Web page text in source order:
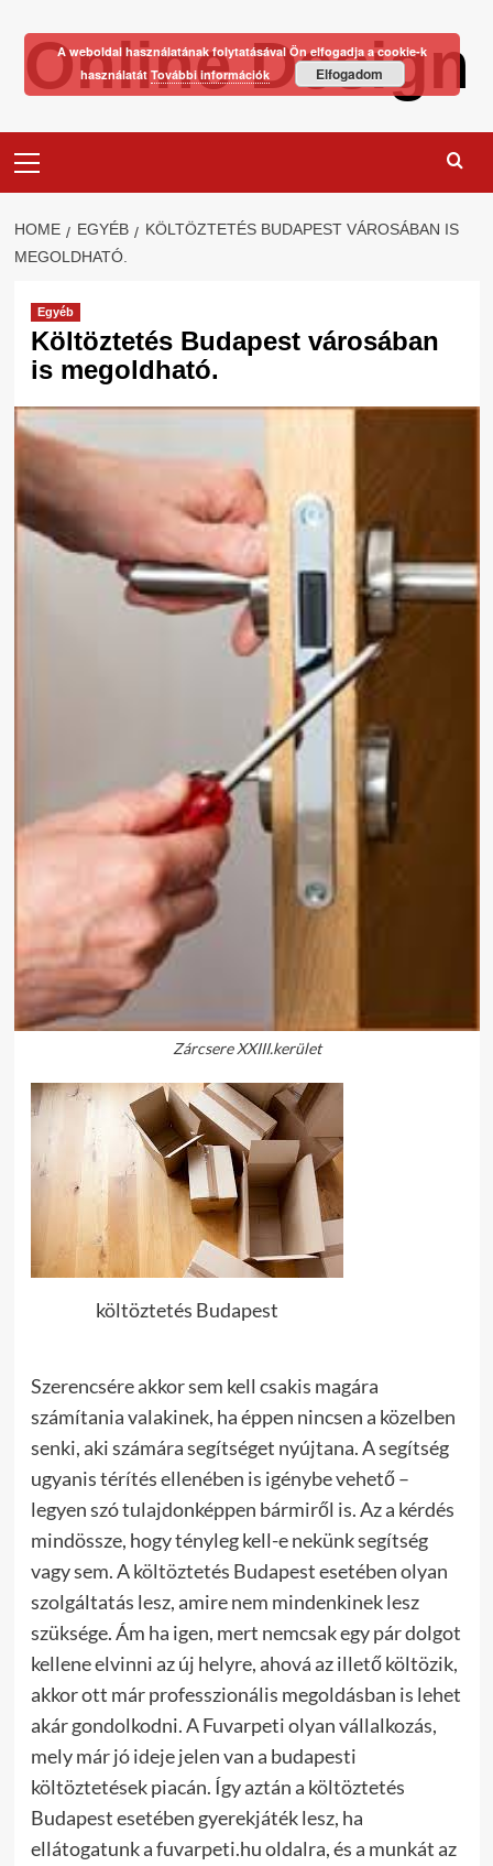
contentOnline Design
Menu
HOME EGYÉB
KÖLTÖZTETÉS BUDAPEST VÁROSÁBAN IS
MEGOLDHATÓ.
Egyéb
Költöztetés Budapest városában
is megoldható.
Zárcsere XXIII.kerület
költöztetés Budapest
Szerencsére akkor sem kell csakis magára
számítania valakinek, ha éppen nincsen a közelben
senki, aki számára segítséget nyújtana. A segítség
ugyanis térítés ellenében is igénybe vehető –
legyen szó tulajdonképpen bármiről is. Az a kérdés
mindössze, hogy tényleg kell-e nekünk segítség
vagy sem. A költöztetés Budapest esetében olyan
szolgáltatás lesz, amire nem mindenkinek lesz
szüksége. Ám ha igen, mert nemcsak egy pár dolgot
kellene elvinni az új helyre, ahová az illető költözik,
akkor ott már professzionális megoldásban is lehet
akár gondolkodni.A Fuvarpeti olyan vállalkozás,
mely már jó ideje jelen van a budapesti
költöztetések piacán. Így aztán a költöztetés
Budapest esetében gyerekjáték lesz, ha
ellátogatunk a fuvarpeti.hu oldalra, és a munkát az
A weboldal használatának folytatásával Ön elfogadja a cookie-k
használatát További információk Elfogadom